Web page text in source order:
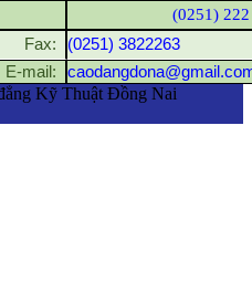
(0251)
Fax:
(0251) 3822263
E-mail:
Kỹ Thuật Đồng Nai